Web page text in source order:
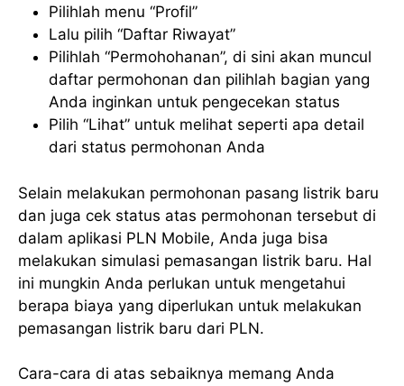
Pilihlah menu “Profil”
Lalu pilih “Daftar Riwayat”
Pilihlah “Permohohanan”, di sini akan muncul
daftar permohonan dan pilihlah bagian yang
Anda inginkan untuk pengecekan status
Pilih “Lihat” untuk melihat seperti apa detail
dari status permohonan Anda
Selain melakukan permohonan pasang listrik baru
dan juga cek status atas permohonan tersebut di
dalam aplikasi PLN Mobile, Anda juga bisa
melakukan simulasi pemasangan listrik baru. Hal
ini mungkin Anda perlukan untuk mengetahui
berapa biaya yang diperlukan untuk melakukan
pemasangan listrik baru dari PLN.
Cara-cara di atas sebaiknya memang Anda